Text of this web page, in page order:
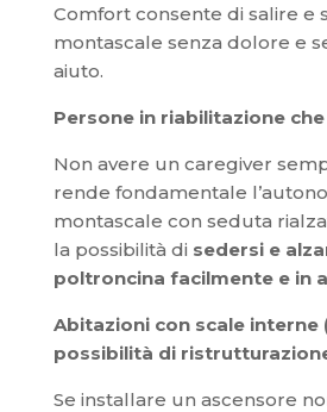
Comfort consente di salire e
montascale senza dolore e
aiuto.
Persone in riabilitazione
Non avere un caregiver
rende fondamentale
montascale con seduta
la possibilità di sedersi e
poltroncina facilmente e in
Abitazioni con scale interne
possibilità di
Se installare un ascensore